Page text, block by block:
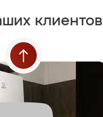
клиентов